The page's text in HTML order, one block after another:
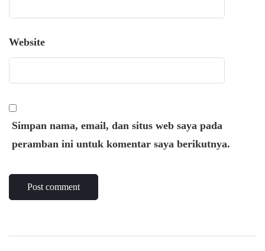
Website
Simpan nama, email, dan situs web saya pada
peramban ini untuk komentar saya berikutnya.